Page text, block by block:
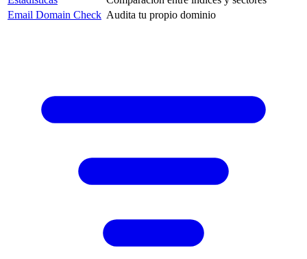
Email Domain Check Audita tu propio dominio